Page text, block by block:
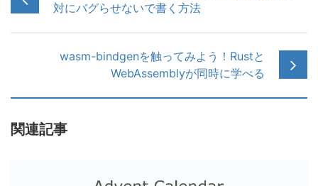
対にバグらせないで書く方法
wasm-bindgenを触ってみよう！Rustと
WebAssemblyが同時に学べる
関連記事